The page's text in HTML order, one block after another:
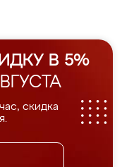
В 5%
скидка